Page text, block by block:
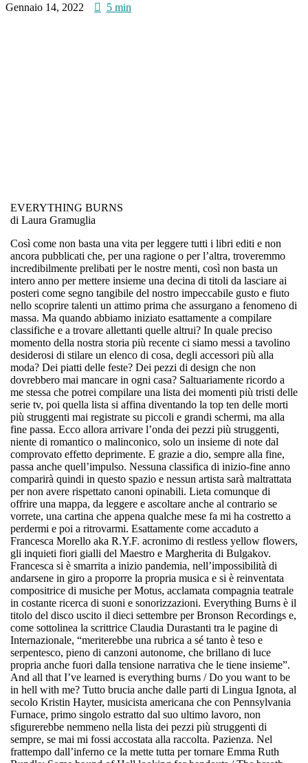
Gennaio 14, 2022
5 min
EVERYTHING BURNS
di Laura Gramuglia
Così come non basta una vita per leggere tutti i libri editi e non
ancora pubblicati che, per una ragione o per l’altra, troveremmo
incredibilmente prelibati per le nostre menti, così non basta un
intero anno per mettere insieme una decina di titoli da lasciare ai
posteri come segno tangibile del nostro impeccabile gusto e fiuto
nello scoprire talenti un attimo prima che assurgano a fenomeno di
massa. Ma quando abbiamo iniziato esattamente a compilare
classifiche e a trovare allettanti quelle altrui? In quale preciso
momento della nostra storia più recente ci siamo messi a tavolino
desiderosi di stilare un elenco di cosa, degli accessori più alla
moda? Dei piatti delle feste? Dei pezzi di design che non
dovrebbero mai mancare in ogni casa? Saltuariamente ricordo a
me stessa che potrei compilare una lista dei momenti più tristi delle
serie tv, poi quella lista si affina diventando la top ten delle morti
più struggenti mai registrate su piccoli e grandi schermi, ma alla
fine passa. Ecco allora arrivare l’onda dei pezzi più struggenti,
niente di romantico o malinconico, solo un insieme di note dal
comprovato effetto deprimente. E grazie a dio, sempre alla fine,
passa anche quell’impulso. Nessuna classifica di inizio-fine anno
comparirà quindi in questo spazio e nessun artista sarà maltrattata
per non avere rispettato canoni opinabili. Lieta comunque di
offrire una mappa, da leggere e ascoltare anche al contrario se
vorrete, una cartina che appena qualche mese fa mi ha costretto a
perdermi e poi a ritrovarmi. Esattamente come accaduto a
Francesca Morello aka R.Y.F. acronimo di restless yellow flowers,
gli inquieti fiori gialli del Maestro e Margherita di Bulgakov.
Francesca si è smarrita a inizio pandemia, nell’impossibilità di
andarsene in giro a proporre la propria musica e si è reinventata
compositrice di musiche perMotus, acclamata compagnia teatrale
in costante ricerca di suoni e sonorizzazioni. Everything Burns è il
titolo del disco uscito il dieci settembre perBronson Recordings e,
come sottolinea la scrittrice Claudia Durastanti tra le pagine di
Internazionale, “meriterebbe una rubrica a sé tanto è teso e
serpentesco, pieno di canzoni autonome, che brillano di luce
propria anche fuori dalla tensione narrativa che le tiene insieme”.
And all that I’ve learned is everything burns / Do you want to be
in hell with me? Tutto brucia anche dalle parti di Lingua Ignota, al
secolo Kristin Hayter, musicista americana che con Pennsylvania
Furnace, primo singolo estratto dal suo ultimo lavoro, non
sfigurerebbe nemmeno nella lista dei pezzi più struggenti di
sempre, se mai mi fossi accostata alla raccolta. Pazienza. Nel
frattempo dall’inferno ce la mette tutta per tornare Emma Ruth